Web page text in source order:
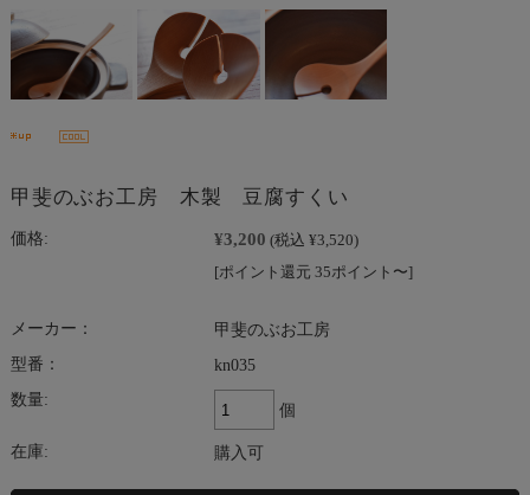
甲斐のぶお工房 木製 豆腐すくい
価格: ¥3,200 (税込 ¥3,520)
[ポイント還元 35ポイント〜]
メーカー：
甲斐のぶお工房
型番：
kn035
数量:
個
在庫: 購入可